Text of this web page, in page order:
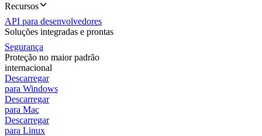
Recursos
API para desenvolvedores
Soluções integradas e prontas
Segurança
Proteção no maior padrão
internacional
Descarregar
para Windows
Descarregar
para Mac
Descarregar
para Linux